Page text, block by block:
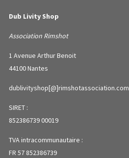
Dub Livity Shop
Association Rimshot
1 Avenue Arthur Benoit
44100 Nantes
dublivityshop[@]rimshotassociation.com
SIRET :
852386739 00019
TVA intracommunautaire :
FR 57 852386739